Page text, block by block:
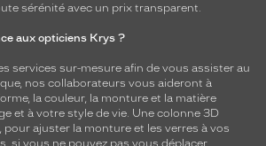
sérénité avec un prix transparent.
aux opticiens Krys ?
services sur-mesure afin de vous assister au
nos collaborateurs vous aideront à
la couleur, la monture et la matière
et à votre style de vie. Une colonne 3D
pour ajuster la monture et les verres à vos
si vous ne pouvez pas vous déplacer